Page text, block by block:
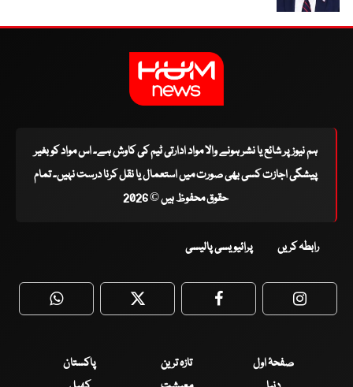
ہم نیوز پر شائع یا نشر ہونے والا مواد ادارتی ٹیم کی کاوش ہے۔ اس مواد کو بغیر
پیشگی اجازت کسی بھی صورت میں استعمال یا نقل کرنا درست نہیں۔ تمام
حقوق محفوظ ہیں © 2026
رابطہ کریں پرائیویسی پالیسی
WhatsApp Twitter Facebook
صفحۂ اول تازہ ترین
پاکستان